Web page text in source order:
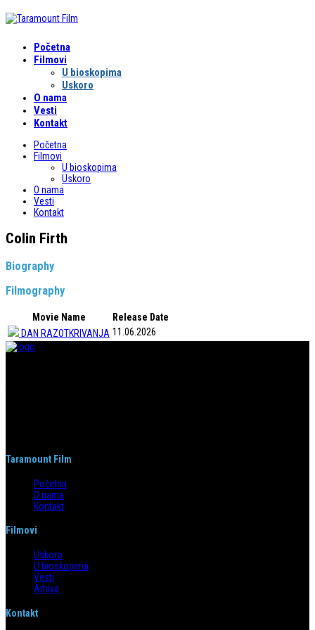
Početna
Filmovi
U bioskopima
Uskoro
O nama
Vesti
Kontakt
Početna
Filmovi
U bioskopima
Uskoro
O nama
Vesti
Kontakt
Colin Firth
Biography
Filmography
Movie Name
Release Date
DAN RAZOTKRIVANJA 11.06.2026
Taramount Film
Početna
O nama
Kontakt
Filmovi
Uskoro
U bioskopima
Vesti
Arhiva
Kontakt